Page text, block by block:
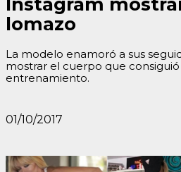
lomazo
La modelo enamoró a sus
mostrar el cuerpo que
entrenamiento.
01/10/2017